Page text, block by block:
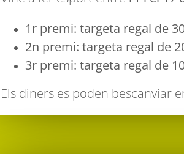
1r premi: targeta regal de
2n premi: targeta regal de
3r premi: targeta regal de
Els diners es poden bescanviar